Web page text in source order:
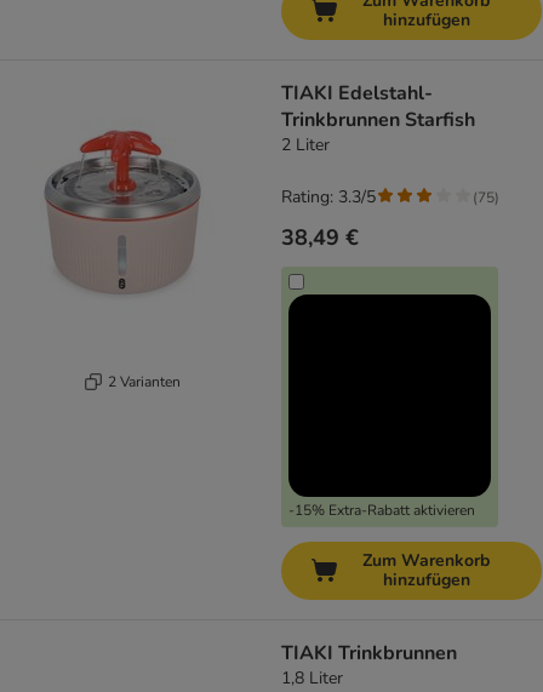
hinzufügen
2 Varianten
TIAKI Edelstahl-
Trinkbrunnen Starfish
2 Liter
38,49 €
-15% Extra-Rabatt aktivieren
Rating: 3.3/5 (75)
Zum Warenkorb
hinzufügen
TIAKI Trinkbrunnen
1,8 Liter